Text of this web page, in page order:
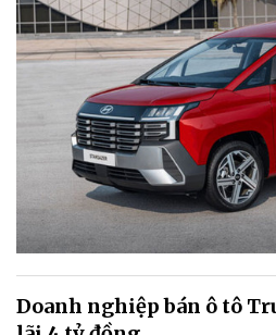
Doanh nghiệp bán ô tô